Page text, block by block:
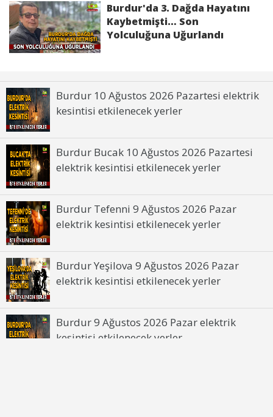
Burdur'da 3. Dağda Hayatını
Kaybetmişti… Son
Yolculuğuna Uğurlandı
Burdur 10 Ağustos 2026 Pazartesi elektrik
kesintisi etkilenecek yerler
Burdur Bucak 10 Ağustos 2026 Pazartesi
elektrik kesintisi etkilenecek yerler
Burdur Tefenni 9 Ağustos 2026 Pazar
elektrik kesintisi etkilenecek yerler
Burdur Yeşilova 9 Ağustos 2026 Pazar
elektrik kesintisi etkilenecek yerler
Burdur 9 Ağustos 2026 Pazar elektrik
kesintisi etkilenecek yerler